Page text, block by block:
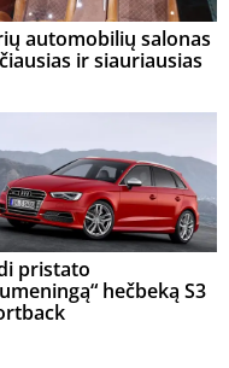
automobilių salonas
ir siauriausias
pristato
hečbeką S3